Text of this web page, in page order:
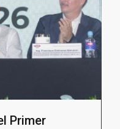
Primer